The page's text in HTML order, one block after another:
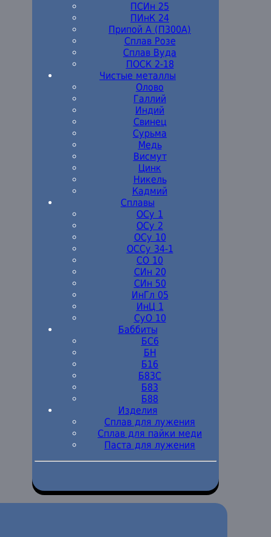
ПСИн 25
ПИнК 24
Припой А (П300А)
Сплав Розе
Сплав Вуда
ПОСК 2-18
Чистые металлы
Олово
Галлий
Индий
Свинец
Сурьма
Медь
Висмут
Цинк
Никель
Кадмий
Сплавы
ОСу 1
ОСу 2
ОСу 10
ОССу 34-1
СО 10
СИн 20
СИн 50
ИнГл 05
ИнЦ 1
СуО 10
Баббиты
БС6
БН
Б16
Б83С
Б83
Б88
Изделия
Сплав для лужения
Сплав для пайки меди
Паста для лужения